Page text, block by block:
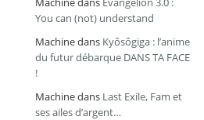
You can (not) understand
Machinedans Kyôsôgiga : l’anime
du futur débarque DANS TA FACE
!
Machinedans Last Exile, Fam et
ses ailes d’argent…